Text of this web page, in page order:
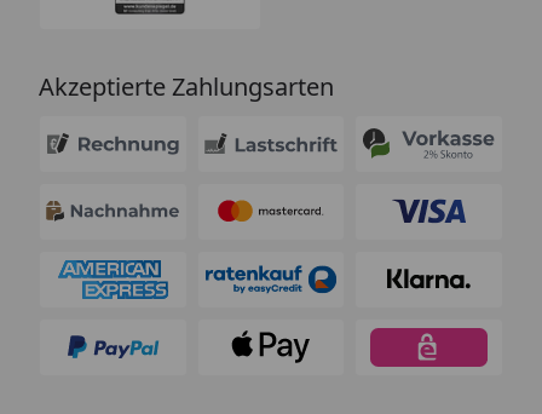
Akzeptierte Zahlungsarten